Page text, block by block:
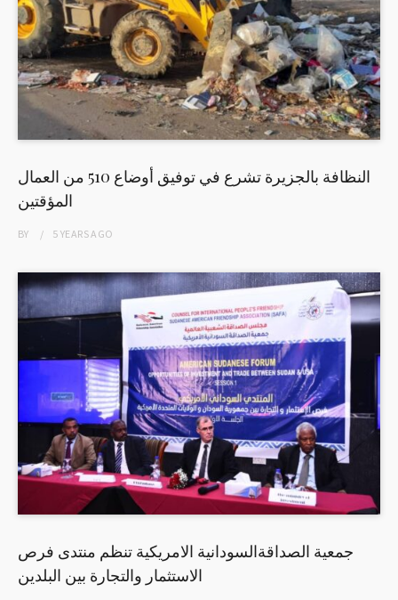
النظافة بالجزيرة تشرع في توفيق أوضاع 510 من العمال
المؤقتين
BY 5 YEARSAGO
جمعية الصداقةالسودانية الامريكية تنظم منتدى فرص
الاستثمار والتجارة بين البلدين